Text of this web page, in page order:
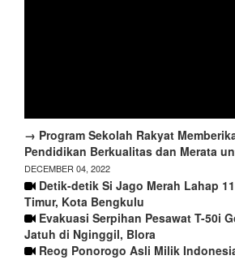
→ Program Sekolah Rakyat
Pendidikan Berkualitas dan Merata
DECEMBER 04, 2022
Detik-detik Si Jago Merah Lahap
Timur, Kota Bengkulu
Evakuasi Serpihan Pesawat T-50i
Jatuh di Nginggil, Blora
Reog Ponorogo Asli Milik